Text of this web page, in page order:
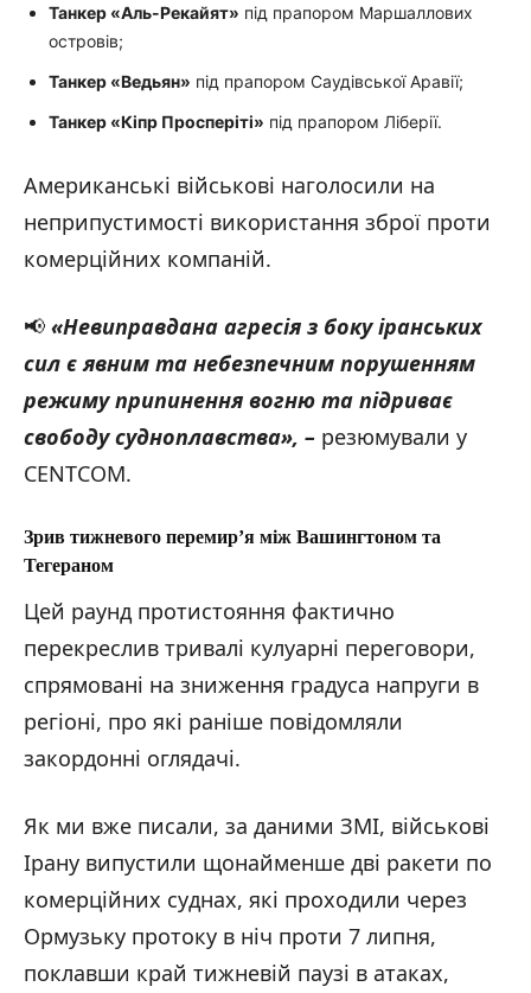
Танкер «Аль-Рекайят» під прапором Маршаллових
островів;
Танкер «Ведьян» під прапором Саудівської Аравії;
Танкер «Кіпр Просперіті» під прапором Ліберії.
Американські військові наголосили на
неприпустимості використання зброї проти
комерційних компаній.
📢 «Невиправдана агресія з боку іранських
сил є явним та небезпечним порушенням
режиму припинення вогню та підриває
свободу судноплавства», – резюмували у
CENTCOM.
Зрив тижневого перемир’я між Вашингтоном та
Тегераном
Цей раунд протистояння фактично
перекреслив тривалі кулуарні переговори,
спрямовані на зниження градуса напруги в
регіоні, про які раніше повідомляли
закордонні оглядачі.
Як ми вже писали, за даними ЗМІ, військові
Ірану випустили щонайменше дві ракети по
комерційних суднах, які проходили через
Ормузьку протоку в ніч проти 7 липня,
поклавши край тижневій паузі в атаках,